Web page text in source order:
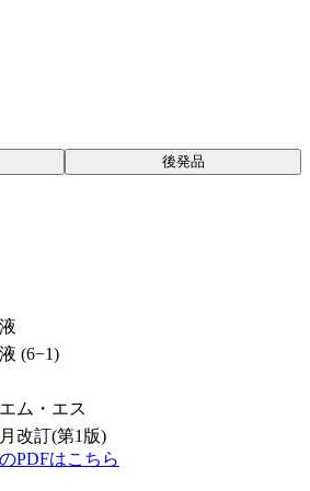
後発品
(6−1)
ム・エス
改訂(第1版)
PDFはこちら